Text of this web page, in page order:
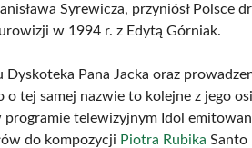
Syrewicza, przyniósł Polsce
w 1994 r. z Edytą Górniak.
Pana Jacka oraz
tej samej nazwie to kolejne z jego
programie telewizyjnym Idol
do kompozycji Piotra Rubika Santo